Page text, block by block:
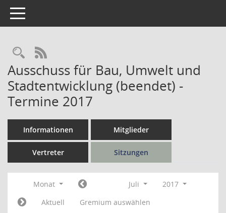
Toggle navigation
Rechercheauswahl
RSS-Feed
Ausschuss für Bau, Umwelt und
Stadtentwicklung (beendet) -
Termine 2017
Informationen Mitglieder
Vertreter Sitzungen
Monat Juli
2017
Aktuell
Gremium auswählen